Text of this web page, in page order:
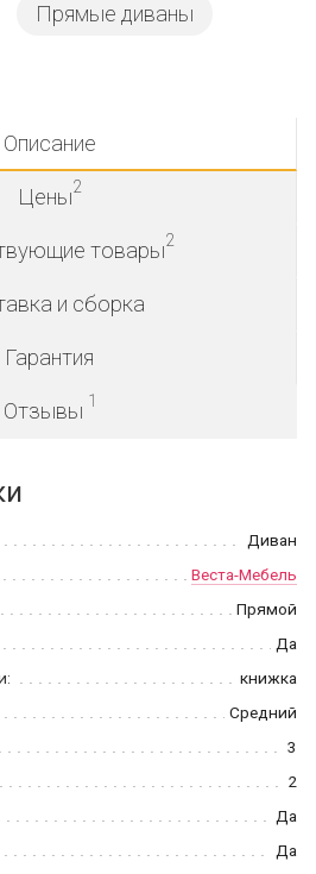
Прямые диваны
Описание
Цены2
товары2
и сборка
Гарантия
Отзывы 1
Диван
Веста-Мебель
Прямой
Да
книжка
Средний
3
2
Да
Да